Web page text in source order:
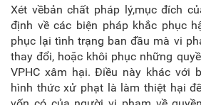
Xét vềbản chất pháp lý,mục đích
định về các biện pháp khắc phục
phục lại tình trạng ban đầu mà vi
thay đổi, hoặc khôi phục những
VPHC xâm hại. Điều này khác với
hình thức xử phạt là làm thiệt hại